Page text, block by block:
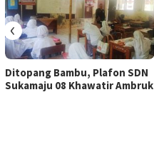
Ditopang Bambu, Plafon SDN
Sukamaju 08 Khawatir Ambruk
‹